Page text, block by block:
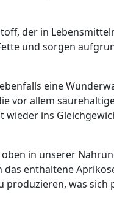
der in
und sorgen
eine
vor allem
wieder ins
in unserer
das enthaltene
produzieren, was sich